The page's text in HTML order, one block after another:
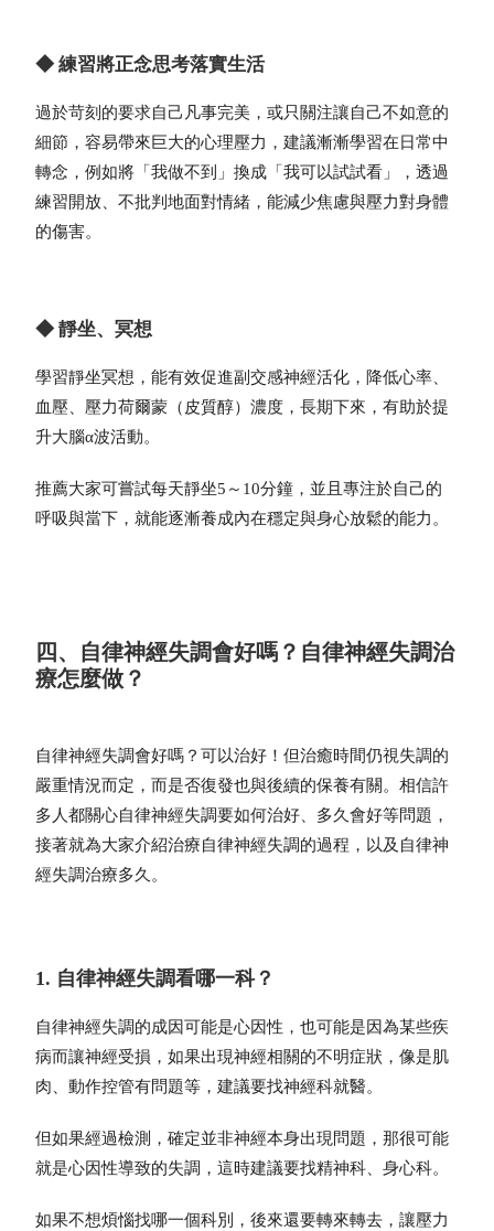
◆ 練習將正念思考落實生活
過於苛刻的要求自己凡事完美，或只關注讓自己不如意的
細節，容易帶來巨大的心理壓力，建議漸漸學習在日常中
轉念，例如將「我做不到」換成「我可以試試看」，透過
練習開放、不批判地面對情緒，能減少焦慮與壓力對身體
的傷害。
◆ 靜坐、冥想
學習靜坐冥想，能有效促進副交感神經活化，降低心率、
血壓、壓力荷爾蒙（皮質醇）濃度，長期下來，有助於提
升大腦α波活動。
推薦大家可嘗試每天靜坐5～10分鐘，並且專注於自己的
呼吸與當下，就能逐漸養成內在穩定與身心放鬆的能力。
四、自律神經失調會好嗎？自律神經失調治
療怎麼做？
自律神經失調會好嗎 ？可以治好！但治癒時間仍視失調的
嚴重情況而定，而是否復發也與後續的保養有關。相信許
多人都關心自律神經失調要如何治好、多久會好等問題，
接著就為大家介紹治療自律神經失調的過程，以及 自律神
經失調治療多久 。
1. 自律神經失調看哪一科？
自律神經失調的成因可能是心因性，也可能是因為某些疾
病而讓神經受損，如果出現神經相關的不明症狀，像是肌
肉、動作控管有問題等，建議要找神經科就醫。
但如果經過檢測，確定並非神經本身出現問題，那很可能
就是心因性導致的失調，這時建議要找精神科、身心科。
如果不想煩惱找哪一個科別，後來還要轉來轉去，讓壓力